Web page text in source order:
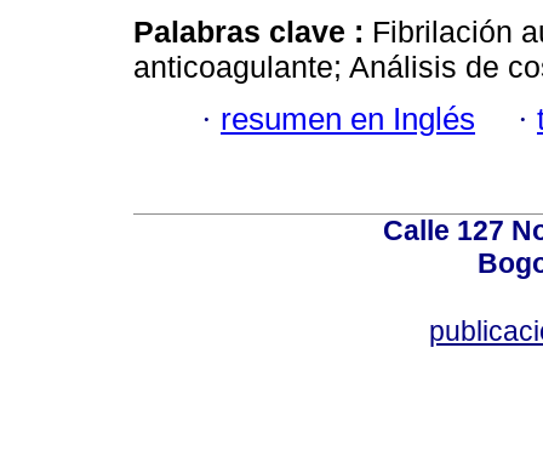
Palabras clave : Fibrilación
anticoagulante; Análisis de
· resumen en Inglés ·
Calle 127